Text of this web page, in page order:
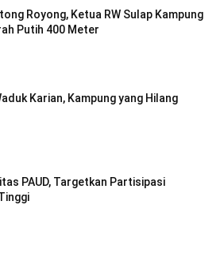
Royong, Ketua RW Sulap Kampung
Putih 400 Meter
Karian, Kampung yang Hilang
PAUD, Targetkan Partisipasi